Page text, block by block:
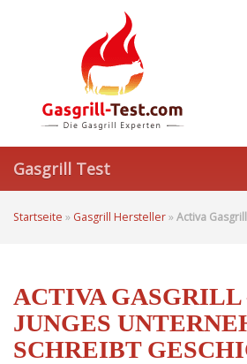
Gasgrill Test
Startseite » Gasgrill Hersteller»Activa Gasgrill
ACTIVA GASGRILL
JUNGES
SCHREIBT